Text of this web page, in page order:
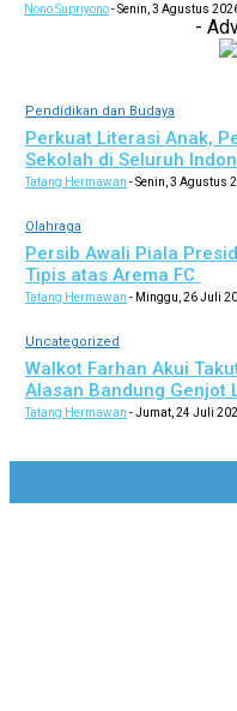
Nono Supriyono-Senin, 3 Agustus
-
Pendidikan dan Budaya
Perkuat Literasi Anak,
Sekolah di Seluruh
Tatang Hermawan -Senin, 3 Agustus
Olahraga
Persib Awali Piala
Tipis atas Arema FC
Tatang Hermawan - Minggu, 26 Juli
Uncategorized
Walkot Farhan Akui
Alasan Bandung Genjot
Tatang Hermawan -Jumat, 24 Juli